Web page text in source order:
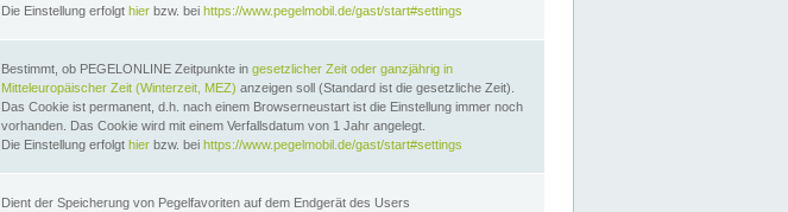
Die Einstellung erfolgt hier bzw. bei https://www.pegelmobil.de/gast/start#settings
Bestimmt, ob PEGELONLINE Zeitpunkte in gesetzlicher Zeit oder ganzjährig in
Mitteleuropäischer Zeit (Winterzeit, MEZ) anzeigen soll (Standard ist die gesetzliche Zeit).
Das Cookie ist permanent, d.h. nach einem Browserneustart ist die Einstellung immer noch
vorhanden. Das Cookie wird mit einem Verfallsdatum von 1 Jahr angelegt.
Die Einstellung erfolgt hier bzw. bei https://www.pegelmobil.de/gast/start#settings
Dient der Speicherung von Pegelfavoriten auf dem Endgerät des Users